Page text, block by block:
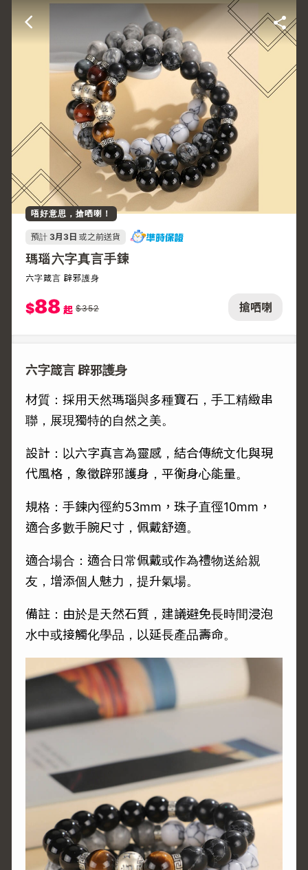
搶哂喇
唔好意思，搶哂喇！
預計 3月3日 或之前送貨
瑪瑙六字真言手鍊
六字箴言 辟邪護身
$88 起 $352
六字箴言 辟邪護身
材質：採用天然瑪瑙與多種寶石，手工精緻串
聯，展現獨特的自然之美。
設計：以六字真言為靈感，結合傳統文化與現
代風格，象徵辟邪護身，平衡身心能量。
規格：手鍊內徑約53mm，珠子直徑10mm，
適合多數手腕尺寸，佩戴舒適。
適合場合：適合日常佩戴或作為禮物送給親
友，增添個人魅力，提升氣場。
備註：由於是天然石質，建議避免長時間浸泡
水中或接觸化學品，以延長產品壽命。